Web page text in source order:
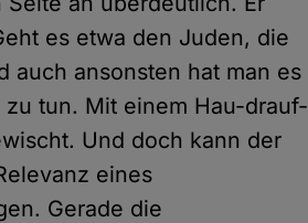
es etwa den Juden, die
auch ansonsten hat man es
tun. Mit einem Hau-drauf-
Und doch kann der
eines
Gerade die